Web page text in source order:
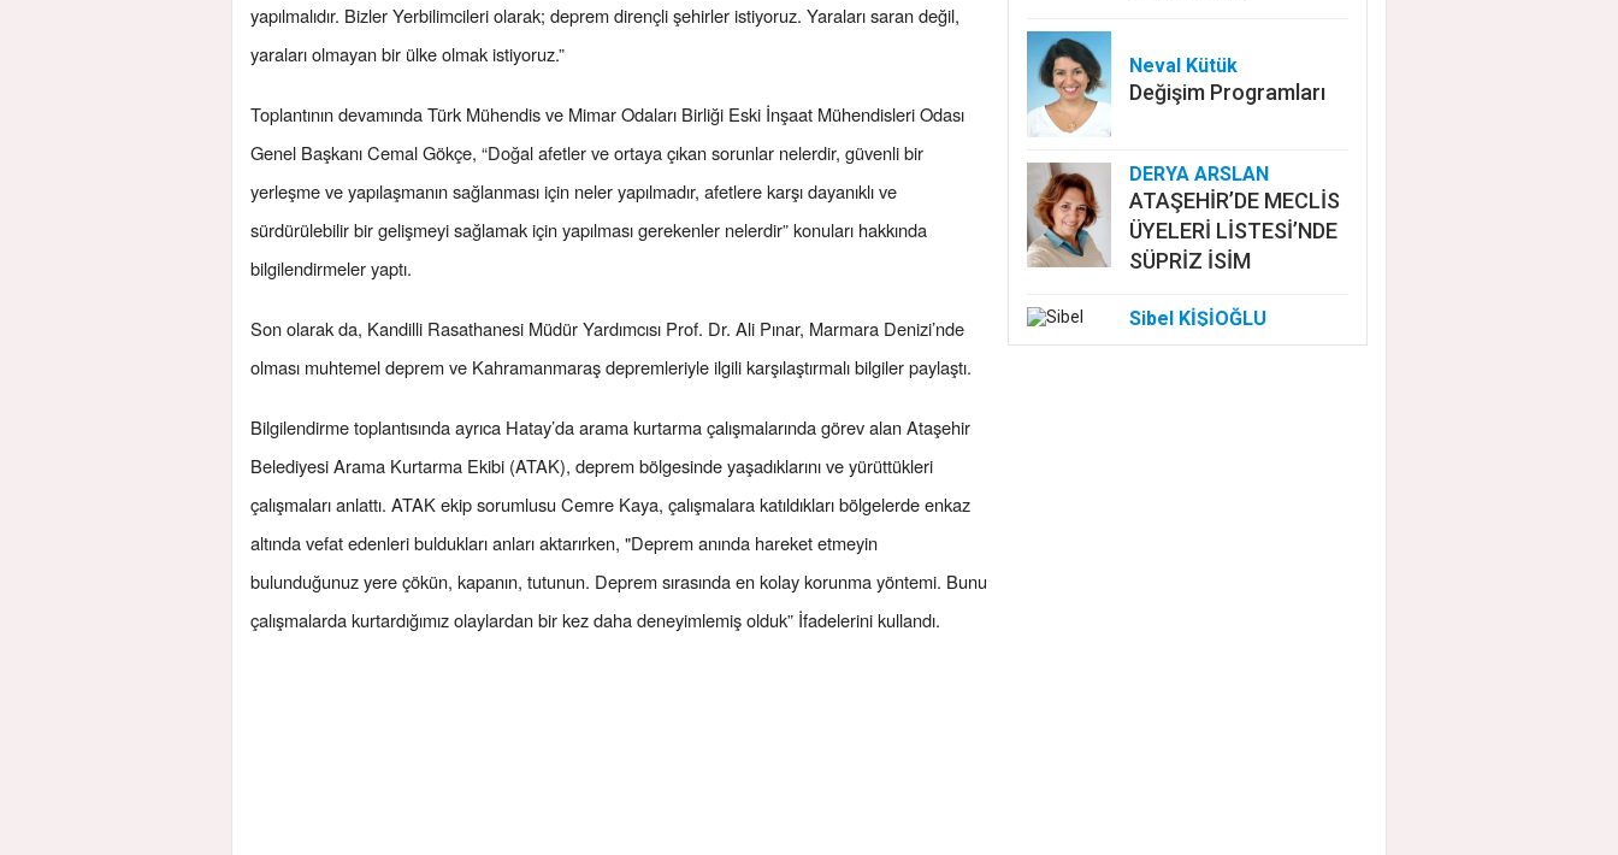
yapılmalıdır. Bizler Yerbilimcileri olarak; deprem dirençli şehirler istiyoruz. Yaraları saran değil,
yaraları olmayan bir ülke olmak istiyoruz.”
Toplantının devamında Türk Mühendis ve Mimar Odaları Birliği Eski İnşaat Mühendisleri Odası
Genel Başkanı Cemal Gökçe, “Doğal afetler ve ortaya çıkan sorunlar nelerdir, güvenli bir
yerleşme ve yapılaşmanın sağlanması için neler yapılmadır, afetlere karşı dayanıklı ve
sürdürülebilir bir gelişmeyi sağlamak için yapılması gerekenler nelerdir” konuları hakkında
bilgilendirmeler yaptı.
Son olarak da, Kandilli Rasathanesi Müdür Yardımcısı Prof. Dr. Ali Pınar, Marmara Denizi’nde
olması muhtemel deprem ve Kahramanmaraş depremleriyle ilgili karşılaştırmalı bilgiler paylaştı.
Bilgilendirme toplantısında ayrıca Hatay’da arama kurtarma çalışmalarında görev alan Ataşehir
Belediyesi Arama Kurtarma Ekibi (ATAK), deprem bölgesinde yaşadıklarını ve yürüttükleri
çalışmaları anlattı. ATAK ekip sorumlusu Cemre Kaya, çalışmalara katıldıkları bölgelerde enkaz
altında vefat edenleri buldukları anları aktarırken, "Deprem anında hareket etmeyin
bulunduğunuz yere çökün, kapanın, tutunun. Deprem sırasında en kolay korunma yöntemi. Bunu
çalışmalarda kurtardığımız olaylardan bir kez daha deneyimlemiş olduk” İfadelerini kullandı.
Neval Kütük
Değişim Programları
DERYA ARSLAN
ATAŞEHİR’DE MECLİS
ÜYELERİ LİSTESİ’NDE
SÜPRİZ İSİM
Sibel KİŞİOĞLU
EUROVISION'DA